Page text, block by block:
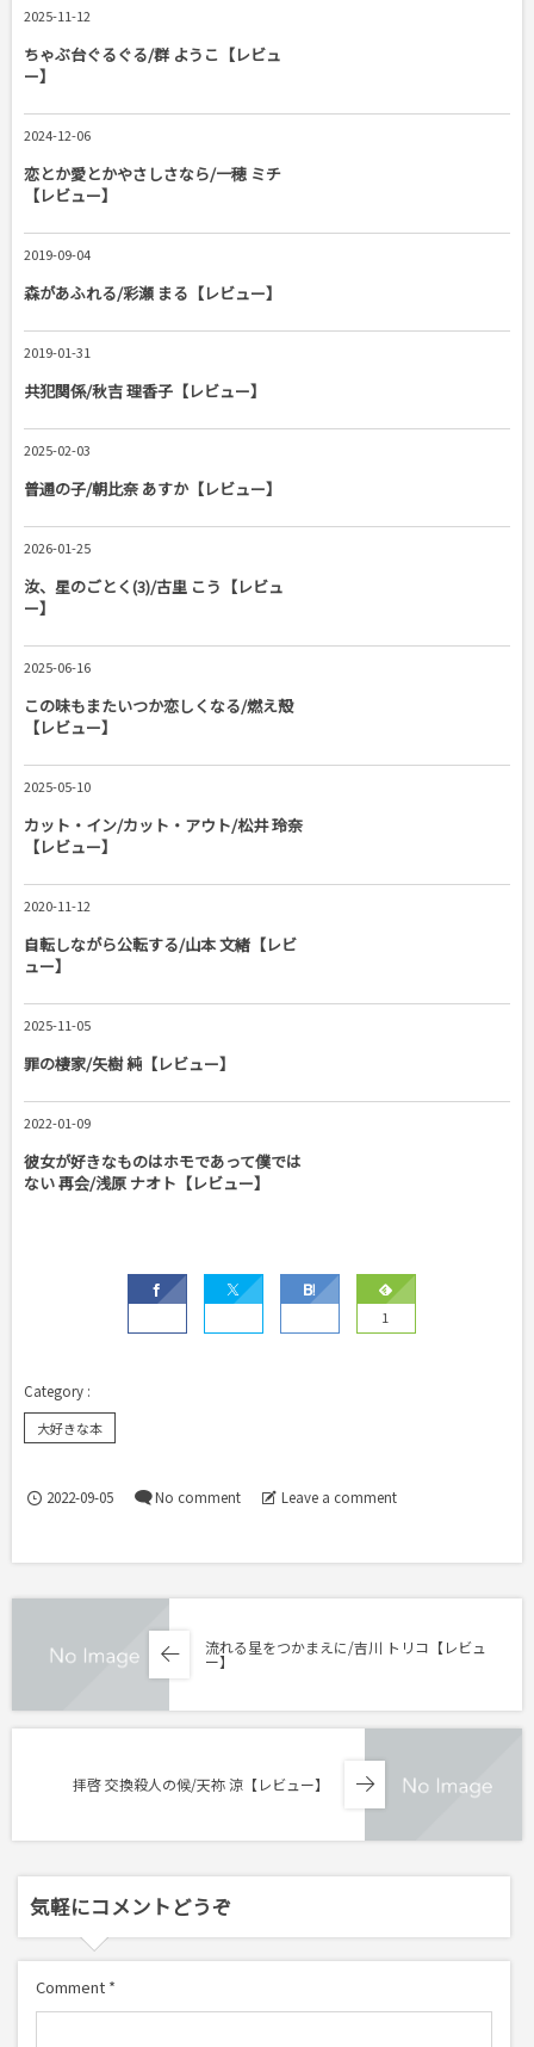
2025-11-12
ちゃぶ台ぐるぐる/群 ようこ【レビュ
ー】
2024-12-06
恋とか愛とかやさしさなら/一穂 ミチ
【レビュー】
2019-09-04
森があふれる/彩瀬 まる【レビュー】
2019-01-31
共犯関係/秋吉 理香子【レビュー】
2025-02-03
普通の子/朝比奈 あすか【レビュー】
2026-01-25
汝、星のごとく(3)/古里 こう【レビュ
ー】
2025-06-16
この味もまたいつか恋しくなる/燃え殻
【レビュー】
2025-05-10
カット・イン/カット・アウト/松井 玲奈
【レビュー】
2020-11-12
自転しながら公転する/山本 文緒【レビ
ュー】
2025-11-05
罪の棲家/矢樹 純【レビュー】
2022-01-09
彼女が好きなものはホモであって僕では
ない 再会/浅原 ナオト【レビュー】
1
大好きな本
2022-09-05 No comment Leave a comment
流れる星をつかまえに/吉川 トリコ【レビュ
ー】
拝啓 交換殺人の候/天祢 涼【レビュー】
気軽にコメントどうぞ
Comment *